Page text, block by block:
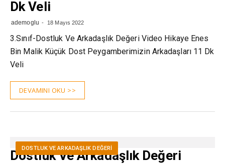
Dk Veli
ademoglu 18 Mayıs 2022
3.Sınıf-Dostluk Ve Arkadaşlık Değeri Video Hikaye Enes
Bin Malik Küçük Dost Peygamberimizin Arkadaşları 11 Dk
Veli
DEVAMINI OKU >>
DOSTLUK VE ARKADAŞLIK DEĞERI
Dostluk Ve Arkadaşlık Değeri